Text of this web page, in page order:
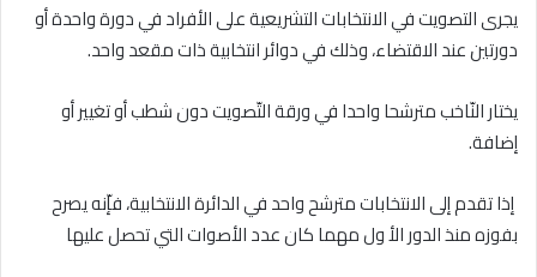
يجرى التصويت في الانتخابات التشريعية على الأفراد في دورة واحدة أو
دورتين عند الاقتضاء، وذلك في دوائر انتخابية ذات مقعد واحد.
يختار النّاخب مترشحا واحدا في ورقة التّصويت دون شطب أو تغيير أو
إضافة.
إذا تقدم إلى الانتخابات مترشح واحد في الدائرة الانتخابية، فإّنه يصرح
بفوزه منذ الدور الأ ول مهما كان عدد الأصوات التي تحصل عليها